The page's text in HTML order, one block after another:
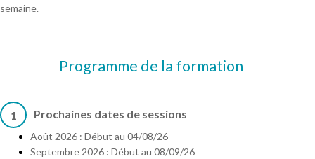
semaine.
Programme de la formation
1 Prochaines dates de sessions
Août 2026 : Début au 04/08/26
Septembre 2026 : Début au 08/09/26